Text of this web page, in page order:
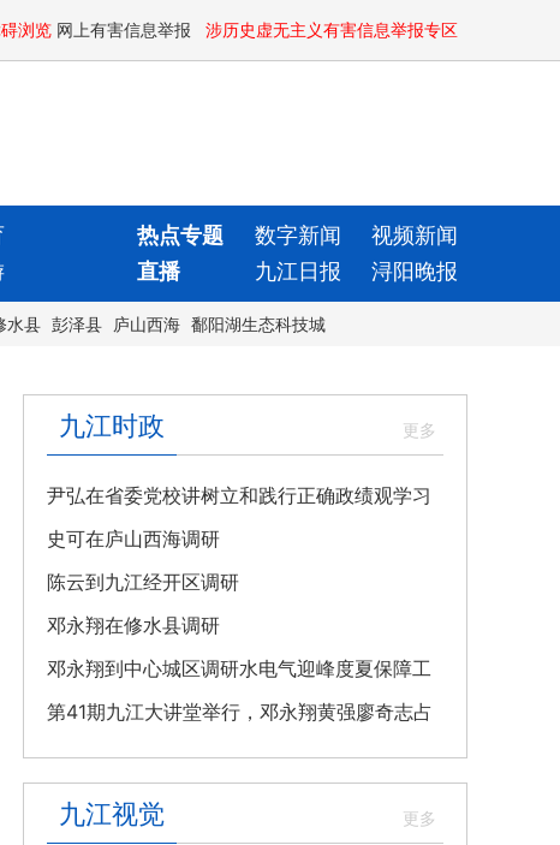
浏览 网上有害信息举报 涉历史虚无主义有害信息举报专区
热点专题 数字新闻
视频新闻
直播 九江日报 浔阳晚报
水县 彭泽县 庐山西海 鄱阳湖生态科技城
九江时政
尹弘在省委党校讲树立和践行正确政绩观学习
教育专题党课
史可在庐山西海调研
陈云到九江经开区调研
邓永翔在修水县调研
邓永翔到中心城区调研水电气迎峰度夏保障工
作
第41期九江大讲堂举行，邓永翔黄强廖奇志占
勇出席
九江视觉